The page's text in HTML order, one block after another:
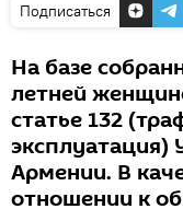
Подписаться
На базе
летней
статье 132
эксплуатация)
Армении. В
отношении к